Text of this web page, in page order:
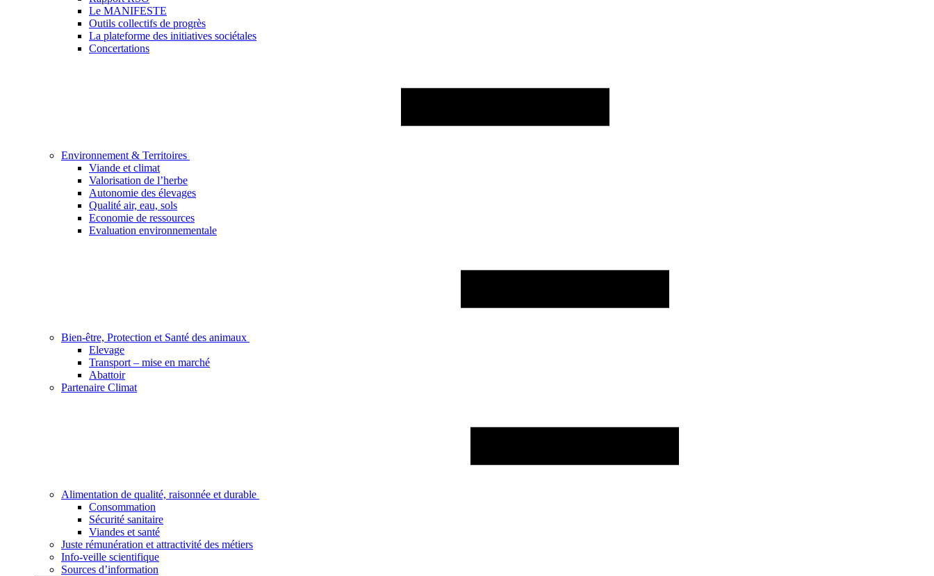
Le MANIFESTE
Outils collectifs de progrès
La plateforme des initiatives sociétales
Concertations
Environnement & Territoires
Viande et climat
Valorisation de l’herbe
Autonomie des élevages
Qualité air, eau, sols
Economie de ressources
Evaluation environnementale
Bien-être, Protection et Santé des animaux
Elevage
Transport – mise en marché
Abattoir
Partenaire Climat
Alimentation de qualité, raisonnée et durable
Consommation
Sécurité sanitaire
Viandes et santé
Juste rémunération et attractivité des métiers
Info-veille scientifique
Sources d’information